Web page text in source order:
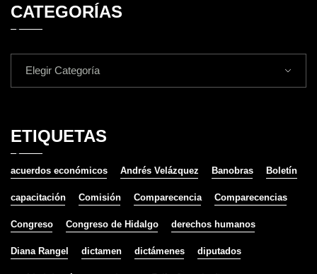
CATEGORÍAS
Elegir Categoría
ETIQUETAS
acuerdos económicos Andrés Velázquez Banobras Boletín
capacitación Comisión Comparecencia Comparecencias
Congreso Congreso de Hidalgo derechos humanos
Diana Rangel dictamen dictámenes diputados